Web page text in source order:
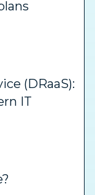
(DRaaS):
IT